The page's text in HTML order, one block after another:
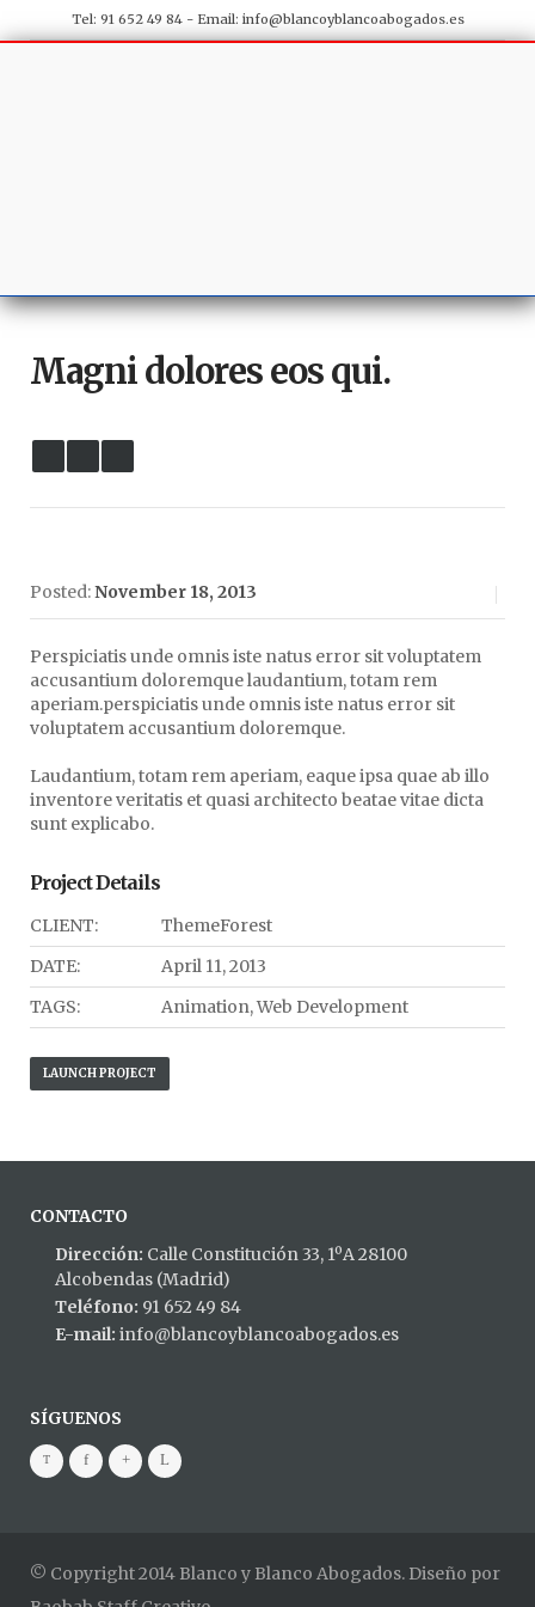
Tel: 91 652 49 84 - Email: info@blancoyblancoabogados.es
Magni dolores eos qui.
Posted:November 18, 2013
Perspiciatis unde omnis iste natus error sit voluptatem
accusantium doloremque laudantium, totam rem
aperiam.perspiciatis unde omnis iste natus error sit
voluptatem accusantium doloremque.
Laudantium, totam rem aperiam, eaque ipsa quae ab illo
inventore veritatis et quasi architecto beatae vitae dicta
sunt explicabo.
Project Details
CLIENT:
ThemeForest
DATE:
April 11, 2013
TAGS:
Animation, Web Development
LAUNCH PROJECT
CONTACTO
Dirección: Calle Constitución 33, 1ºA 28100
Alcobendas (Madrid)
Teléfono: 91 652 49 84
E-mail: info@blancoyblancoabogados.es
SÍGUENOS
© Copyright 2014 Blanco y Blanco Abogados. Diseño por